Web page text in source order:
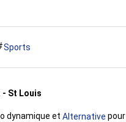
Sports
- St Louis
dynamique et Alternative pour